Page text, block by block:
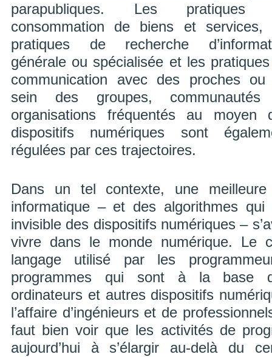
parapubliques. Les pratiques
consommation de biens et services,
pratiques de recherche
générale ou spécialisée et les
communication avec des proches
sein des groupes,
organisations fréquentés au moyen
dispositifs numériques sont
régulées par ces trajectoires.
Dans un tel contexte, une
informatique – et des algorithmes qui
invisible des dispositifs numériques –
vivre dans le monde numérique. Le
langage utilisé par les
programmes qui sont à la base
ordinateurs et autres dispositifs
l’affaire d’ingénieurs et de
faut bien voir que les activités de
aujourd’hui à s’élargir au-delà du